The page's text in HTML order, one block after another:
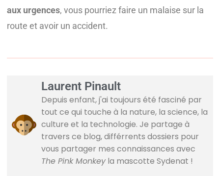
aux urgences, vous pourriez faire un malaise sur la
route et avoir un accident.
Laurent Pinault
Depuis enfant, j'ai toujours été fasciné par
tout ce qui touche à la nature, la science, la
culture et la technologie. Je partage à
travers ce blog, différrents dossiers pour
vous partager mes connaissances avec
The Pink Monkeyla mascotte Sydenat !